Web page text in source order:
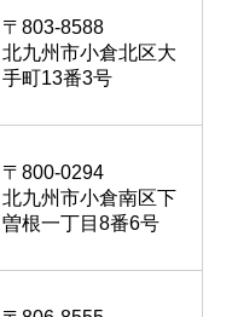
〒803-8588
北九州市小倉北区大
手町13番3号
〒800-0294
北九州市小倉南区下
曽根一丁目8番6号